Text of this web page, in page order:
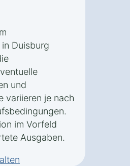
Duisburg
und
variieren je nach
im Vorfeld
Ausgaben.